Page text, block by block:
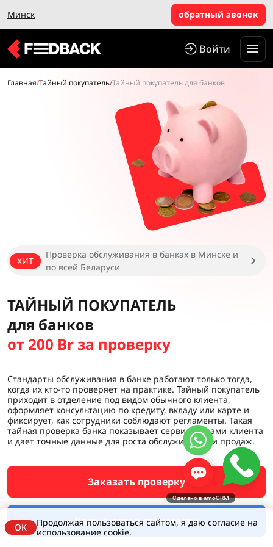
Минск обратный звонок
Войти
Главная/Тайный покупатель/Тайный покупатель для банков
ХИТ
Проверка обслуживания в банках в Минске и
по всей Беларуси
ТАЙНЫЙ ПОКУПАТЕЛЬ
для банков
от 200 Br за проверку
Стандарты обслуживания в банке работают только тогда,
когда их кто-то проверяет на практике. Тайный покупатель
приходит в отделение под видом обычного клиента,
оформляет консультацию по кредиту, вкладу или карте и
фиксирует, как сотрудники соблюдают регламенты. Такая
тайная проверка банка показывает сервис глазами клиента
и дает точные данные для роста обслуживания и продаж.
Заказать проверку
Калькулятор стоимости
OK
Продолжая пользоваться сайтом, я даю согласие на
использование cookie.
Сделано в amoCRM